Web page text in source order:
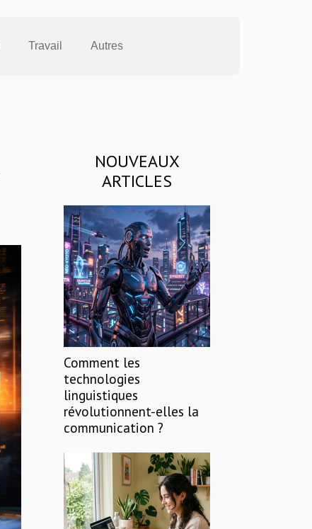
Travail Autres
NOUVEAUX
ARTICLES
Comment les
technologies
linguistiques
révolutionnent-elles la
communication ?